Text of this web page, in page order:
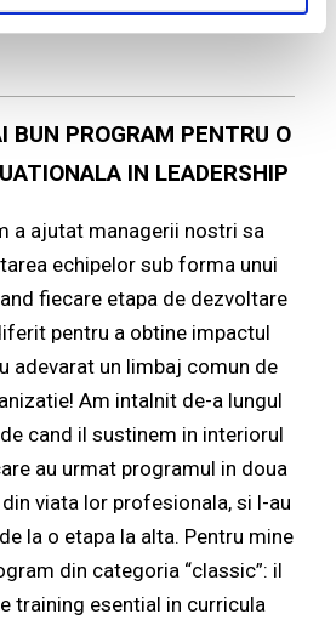
PROGRAM PENTRU O
IN LEADERSHIP
a ajutat managerii nostri sa
echipelor sub forma unui
fiecare etapa de dezvoltare
pentru a obtine impactul
adevarat un limbaj comun de
Am intalnit de-a lungul
cand il sustinem in interiorul
au urmat programul in doua
viata lor profesionala, si l-au
la o etapa la alta. Pentru mine
din categoria “classic”: il
training esential in curricula